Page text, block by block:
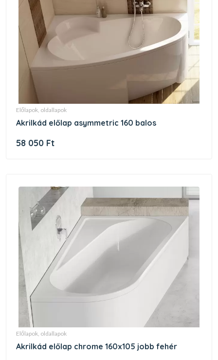
előlapok, oldallapok
akrilkád előlap asymmetric 160 balos
58 050 Ft
előlapok, oldallapok
akrilkád előlap chrome 160x105 jobb fehér